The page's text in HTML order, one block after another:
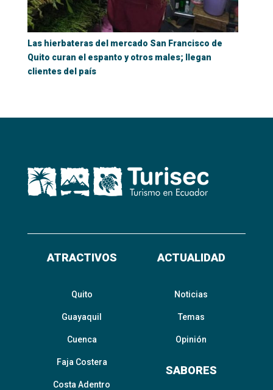
Las hierbateras del mercado San Francisco de
Quito curan el espanto y otros males; llegan
clientes del país
ATRACTIVOS
Quito
Guayaquil
Cuenca
Faja Costera
Costa Adentro
ACTUALIDAD
Noticias
Temas
Opinión
SABORES